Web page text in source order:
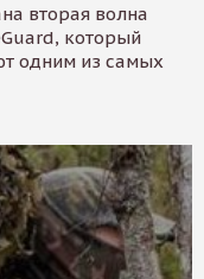
вторая волна
который
одним из самых